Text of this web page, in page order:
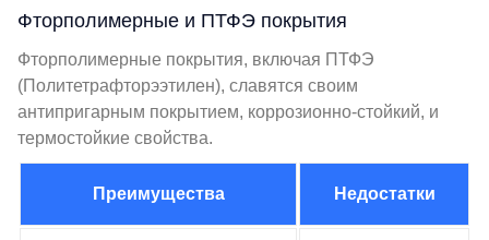
Фторполимерные и ПТФЭ покрытия
Фторполимерные покрытия, включая ПТФЭ
(Политетрафторээтилен), славятся своим
антипригарным покрытием, коррозионно-стойкий, и
термостойкие свойства.
Преимущества Недостатки